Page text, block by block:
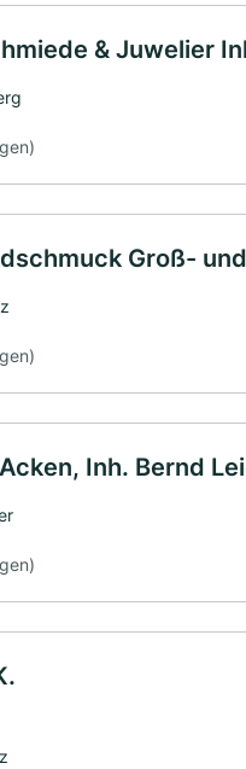
& Juwelier
Groß-
Inh. Bernd